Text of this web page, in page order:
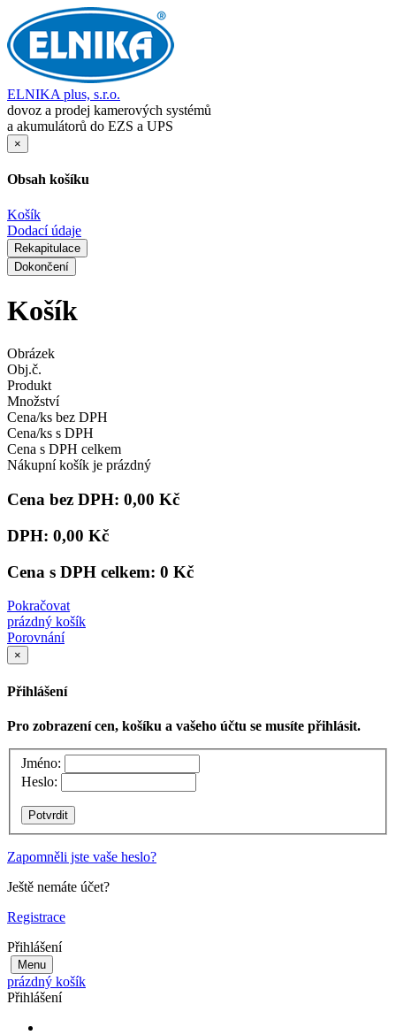
ELNIKA plus, s.r.o.
dovoz a prodej kamerových systémů
a akumulátorů do EZS a UPS
×
Obsah košíku
Košík
Dodací údaje
Rekapitulace
Dokončení
Košík
Obrázek
Obj.č.
Produkt
Množství
Cena/ks bez DPH
Cena/ks s DPH
Cena s DPH celkem
Nákupní košík je prázdný
Cena bez DPH: 0,00 Kč
DPH: 0,00 Kč
Cena s DPH celkem: 0 Kč
Pokračovat
prázdný košík
Porovnání
×
Přihlášení
Pro zobrazení cen, košíku a vašeho účtu se musíte přihlásit.
Jméno:
Heslo:
Zapomněli jste vaše heslo?
Ještě nemáte účet?
Registrace
Přihlášení
Menu
prázdný košík
Přihlášení